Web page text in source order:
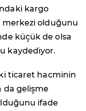
kargo
merkezi olduğunu
küçük de olsa
kaydediyor.
ticaret hacminin
da gelişme
ifade